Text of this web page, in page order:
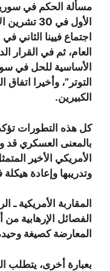
مسألة الحكم في
الأساسية للحل في
التوتر”، وأخيرا
الكبيرين.
كل هذه التطورات
بالمعنى العسكري قد
الأمريكي الأخير
وتدريبها وإعادة
المقاربة الأمريكية
الفصائل الإرهابية
المعارضة كصيغة
بعبارة أخرى، يتطلب